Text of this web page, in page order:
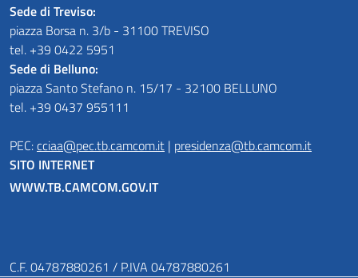
Sede di Treviso:
piazza Borsa n. 3/b - 31100 TREVISO
tel. +39 0422 5951
Sede di Belluno:
piazza Santo Stefano n. 15/17 - 32100 BELLUNO
tel. +39 0437 955111
PEC:cciaa@pec.tb.camcom.it | presidenza@tb.camcom.it
SITO INTERNET
WWW.TB.CAMCOM.GOV.IT
C.F. 04787880261 / P.IVA 04787880261